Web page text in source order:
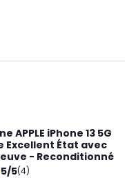
APPLE iPhone 13 5G
Excellent État avec
- Reconditionné
5/5(4)